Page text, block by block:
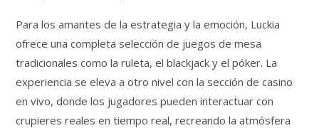
Para los amantes de la estrategia y la emoción, Luckia
ofrece una completa selección de juegos de mesa
tradicionales como la ruleta, el blackjack y el póker. La
experiencia se eleva a otro nivel con la sección de casino
en vivo, donde los jugadores pueden interactuar con
crupieres reales en tiempo real, recreando la atmósfera